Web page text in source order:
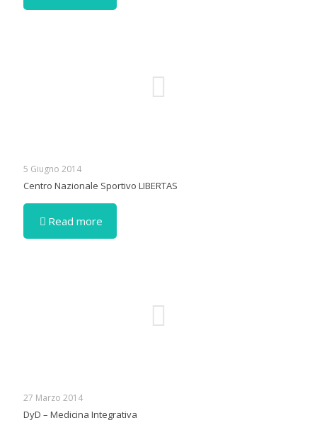
5 Giugno 2014
Centro Nazionale Sportivo LIBERTAS
Read more
27 Marzo 2014
DyD – Medicina Integrativa